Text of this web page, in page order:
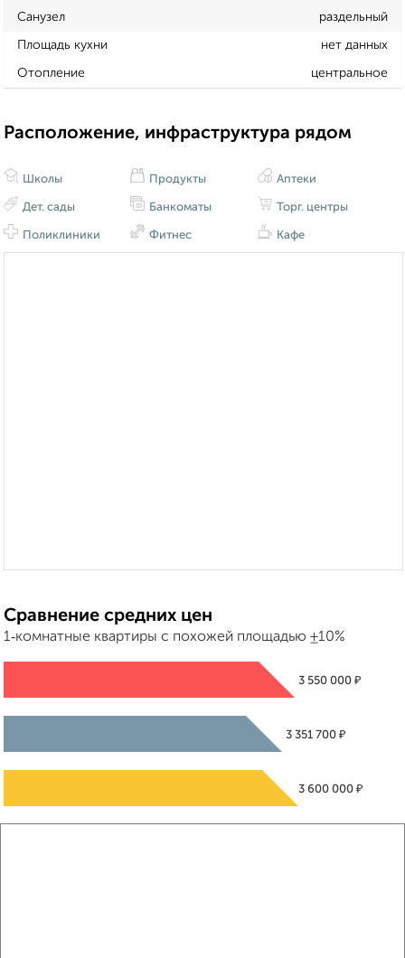
Санузел раздельный
Площадь кухни нет данных
Отопление центральное
Расположение, инфраструктура рядом
Школы
Дет. сады
Поликлиники
Продукты
Банкоматы
Фитнес
Аптеки
Торг. центры
Кафе
Сравнение средних цен
1‑комнатные квартиры с похожей площадью ±10%
3 550 000 ₽
3 351 700₽
3 600 000 ₽